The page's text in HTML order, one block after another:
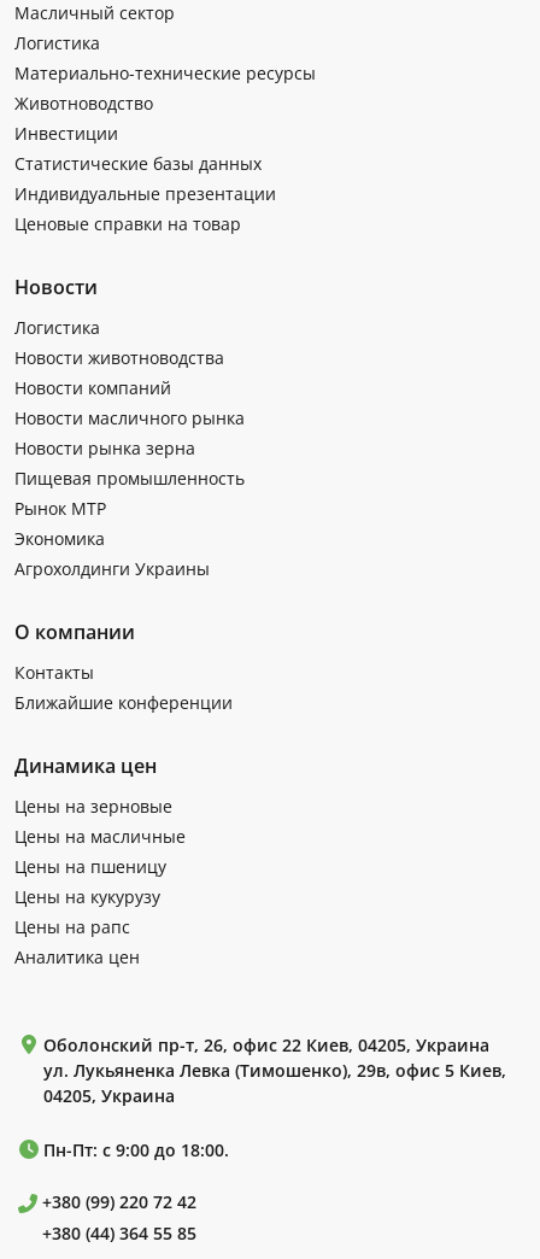
Масличный сектор
Логистика
Материально-технические ресурсы
Животноводство
Инвестиции
Статистические базы данных
Индивидуальные презентации
Ценовые справки на товар
Новости
Логистика
Новости животноводства
Новости компаний
Новости масличного рынка
Новости рынка зерна
Пищевая промышленность
Рынок МТР
Экономика
Агрохолдинги Украины
О компании
Контакты
Ближайшие конференции
Динамика цен
Цены на зерновые
Цены на масличные
Цены на пшеницу
Цены на кукурузу
Цены на рапс
Аналитика цен
Оболонский пр-т, 26, офис 22 Киев, 04205, Украина
ул. Лукьяненка Левка (Тимошенко), 29в, офис 5 Киев,
04205, Украина
Пн-Пт: с 9:00 до 18:00.
+380 (99) 220 72 42
+380 (44) 364 55 85